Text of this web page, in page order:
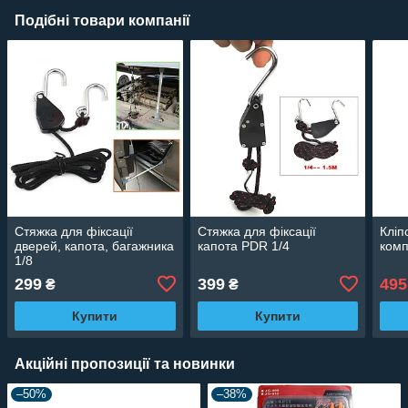
Подібні товари компанії
Стяжка для фіксації
дверей, капота, багажника
1/8
299 ₴
Купити
Стяжка для фіксації
капота PDR 1/4
399₴
Купити
495
Акційні пропозиції та новинки
–50% –38%